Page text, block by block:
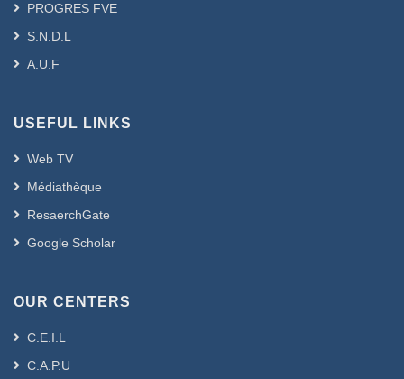
PROGRES FVE
S.N.D.L
A.U.F
USEFUL LINKS
Web TV
Médiathèque
ResaerchGate
Google Scholar
OUR CENTERS
C.E.I.L
C.A.P.U